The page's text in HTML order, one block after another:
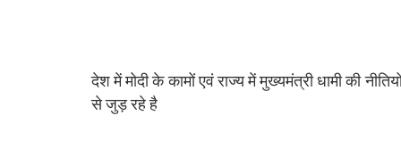
देश में मोदी के कामों एवं राज्य में मुख्यमंत्री धामी की
से जुड़ रहे है